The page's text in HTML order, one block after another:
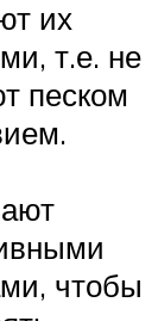
их
т.е. не
песком
чтобы